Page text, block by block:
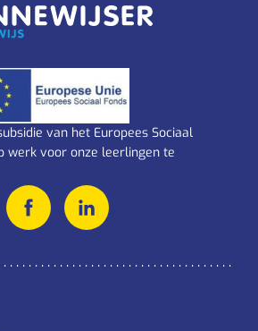
van het Europees Sociaal
werk voor onze leerlingen te